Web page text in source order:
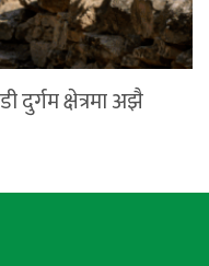
दुर्गम क्षेत्रमा अझै